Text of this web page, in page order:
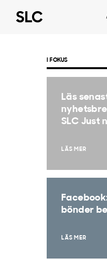
I FOKUS
Läs
SLC Just
LÄS MER
bönder
LÄS MER